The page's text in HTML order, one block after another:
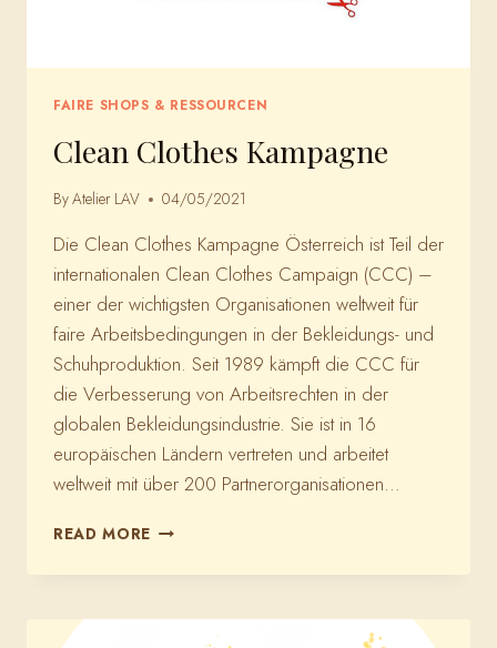
FAIRE SHOPS & RESSOURCEN
Clean Clothes Kampagne
ByAtelier LAV 04/05/2021
Die Clean Clothes Kampagne Österreich ist Teil der
internationalen Clean Clothes Campaign (CCC) –
einer der wichtigsten Organisationen weltweit für
faire Arbeitsbedingungen in der Bekleidungs- und
Schuhproduktion. Seit 1989 kämpft die CCC für
die Verbesserung von Arbeitsrechten in der
globalen Bekleidungsindustrie. Sie ist in 16
europäischen Ländern vertreten und arbeitet
weltweit mit über 200 Partnerorganisationen…
READ MORE CLEAN